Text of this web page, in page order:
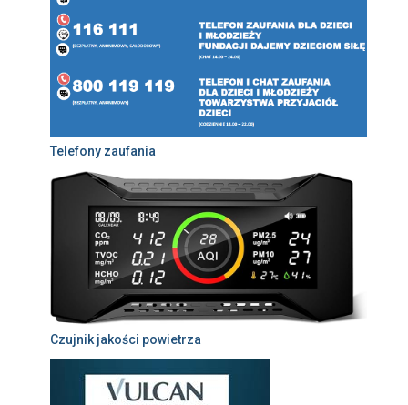
Telefony zaufania
Czujnik jakości powietrza